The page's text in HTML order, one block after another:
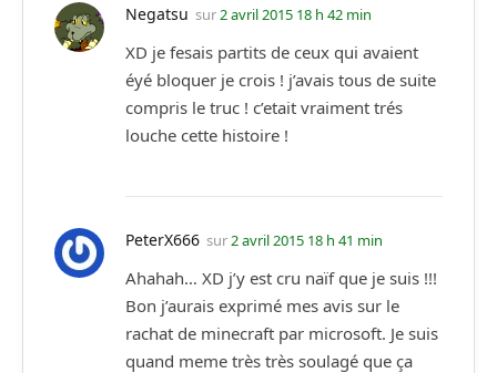
Negatsu sur2 avril 2015 18 h 42 min
XD je fesais partits de ceux qui avaient
éyé bloquer je crois ! j’avais tous de suite
compris le truc ! c’etait vraiment trés
louche cette histoire !
PeterX666 sur2 avril 2015 18 h 41 min
Ahahah… XD j’y est cru naïf que je suis !!!
Bon j’aurais exprimé mes avis sur le
rachat de minecraft par microsoft. Je suis
quand meme très très soulagé que ça